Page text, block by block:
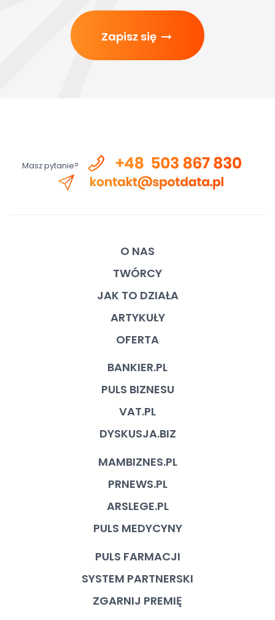
Zapisz się arrow_right_alt
Masz pytanie?
O NAS
TWÓRCY
JAK TO DZIAŁA
ARTYKUŁY
OFERTA
BANKIER.PL
PULS BIZNESU
VAT.PL
DYSKUSJA.BIZ
MAMBIZNES.PL
PRNEWS.PL
ARSLEGE.PL
PULS MEDYCYNY
PULS FARMACJI
SYSTEM PARTNERSKI
ZGARNIJ PREMIĘ